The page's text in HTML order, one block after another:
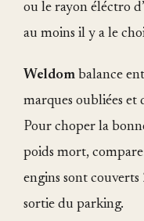
ou le rayon éléctro
au moins il y a le
Weldom balance
marques oubliées et
Pour choper la
poids mort,
engins sont couverts
sortie du parking.